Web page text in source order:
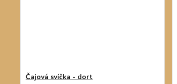
Čajová svíčka - dort